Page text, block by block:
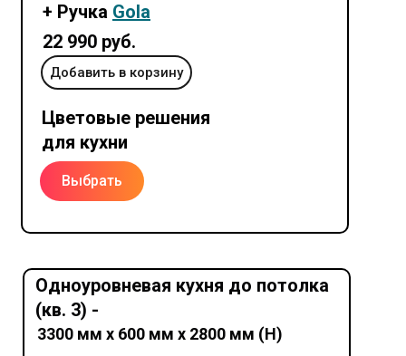
Цветовые решения
для кухни
Выбрать
+ Ручка Gola
Добавить в корзину
22 990 руб.
3300 мм х 600 мм х 2800 мм (Н)
Одноуровневая кухня до потолка
(кв. 3) -